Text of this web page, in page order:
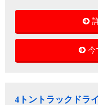
今
4トントラックドラ